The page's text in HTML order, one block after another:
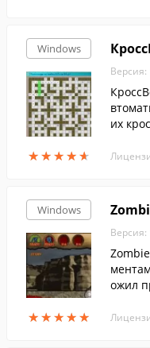
Windows
★★★★★
★★★★★
Версия:
их
Windows
★★★★★
★★★★★
Версия:
ожил